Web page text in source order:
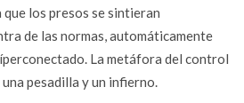
los presos se sintieran
de las normas, automáticamente
La metáfora del control
pesadilla y un infierno.